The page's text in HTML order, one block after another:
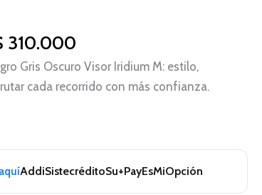
310.000
Gris Oscuro Visor Iridium M: estilo,
cada recorrido con más confianza.
AddiSistecréditoSu+PayEsMiOpción